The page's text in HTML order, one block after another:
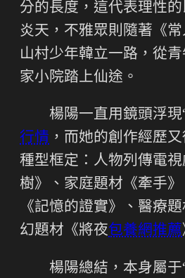
分的長度，這代表理性
炎天，不雅眾則隨著《
山村少年韓立一路，從
家小院踏上仙途。
楊陽一直用鏡頭浮現
行情 ，而她的創作經歷
種型框定：人物列傳電
樹》、家庭題材《牽手
《記憶的證實》、醫療
幻題材《將夜包養網推薦
楊陽總結，本身屬于